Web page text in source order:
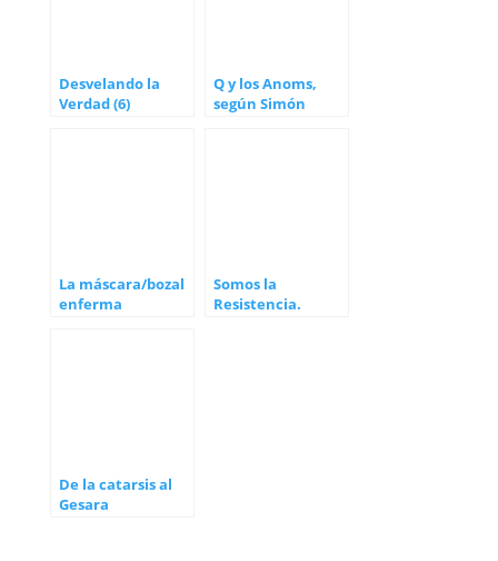
Desvelando la
Verdad (6)
Q y los Anoms,
según Simón
La máscara/bozal
enferma
Somos la
Resistencia.
De la catarsis al
Gesara